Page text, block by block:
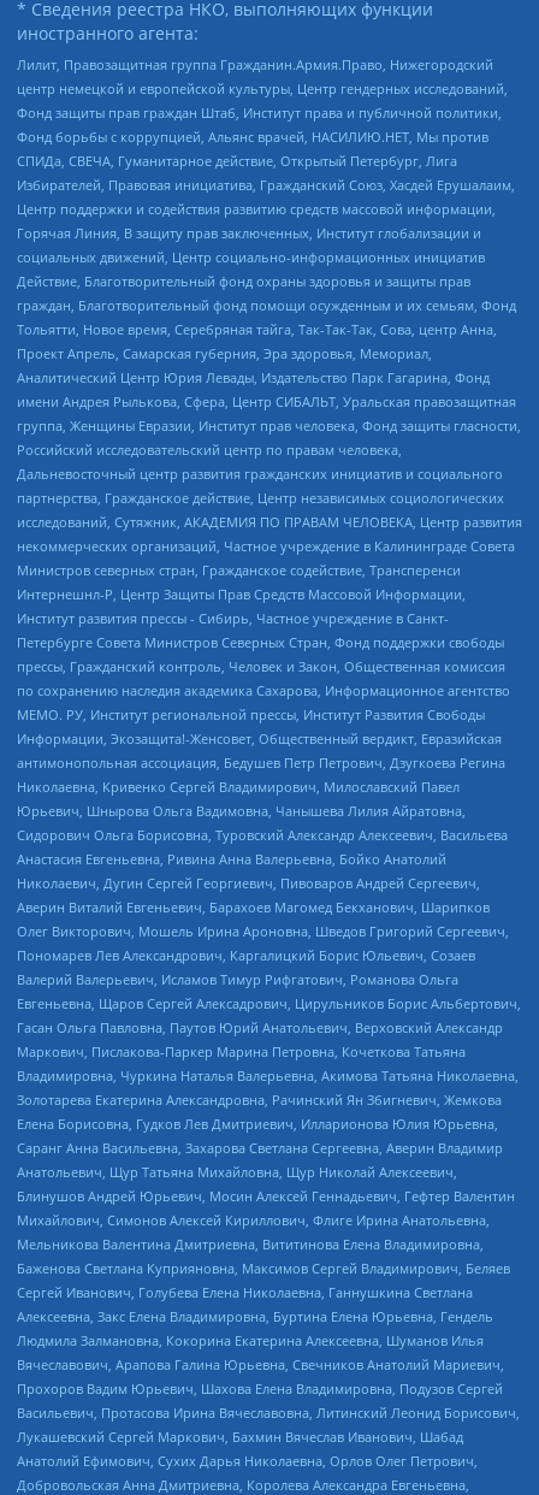
* Сведения реестра НКО, выполняющих функции
иностранного агента:
Лилит, Правозащитная группа Гражданин.Армия.Право, Нижегородский
центр немецкой и европейской культуры, Центр гендерных исследований,
Фонд защиты прав граждан Штаб, Институт права и публичной политики,
Фонд борьбы с коррупцией, Альянс врачей, НАСИЛИЮ.НЕТ, Мы против
СПИДа, СВЕЧА, Гуманитарное действие, Открытый Петербург, Лига
Избирателей, Правовая инициатива, Гражданский Союз, Хасдей Ерушалаим,
Центр поддержки и содействия развитию средств массовой информации,
Горячая Линия, В защиту прав заключенных, Институт глобализации и
социальных движений, Центр социально-информационных инициатив
Действие, Благотворительный фонд охраны здоровья и защиты прав
граждан, Благотворительный фонд помощи осужденным и их семьям, Фонд
Тольятти, Новое время, Серебряная тайга, Так-Так-Так, Сова, центр Анна,
Проект Апрель, Самарская губерния, Эра здоровья, Мемориал,
Аналитический Центр Юрия Левады, Издательство Парк Гагарина, Фонд
имени Андрея Рылькова, Сфера, Центр СИБАЛЬТ, Уральская правозащитная
группа, Женщины Евразии, Институт прав человека, Фонд защиты гласности,
Российский исследовательский центр по правам человека,
Дальневосточный центр развития гражданских инициатив и социального
партнерства, Гражданское действие, Центр независимых социологических
исследований, Сутяжник, АКАДЕМИЯ ПО ПРАВАМ ЧЕЛОВЕКА, Центр развития
некоммерческих организаций, Частное учреждение в Калининграде Совета
Министров северных стран, Гражданское содействие, Трансперенси
Интернешнл-Р, Центр Защиты Прав Средств Массовой Информации,
Институт развития прессы - Сибирь, Частное учреждение в Санкт-
Петербурге Совета Министров Северных Стран, Фонд поддержки свободы
прессы, Гражданский контроль, Человек и Закон, Общественная комиссия
по сохранению наследия академика Сахарова, Информационное агентство
МЕМО. РУ, Институт региональной прессы, Институт Развития Свободы
Информации, Экозащита!-Женсовет, Общественный вердикт, Евразийская
антимонопольная ассоциация, Бедушев Петр Петрович, Дзугкоева Регина
Николаевна, Кривенко Сергей Владимирович, Милославский Павел
Юрьевич, Шнырова Ольга Вадимовна, Чанышева Лилия Айратовна,
Сидорович Ольга Борисовна, Туровский Александр Алексеевич, Васильева
Анастасия Евгеньевна, Ривина Анна Валерьевна, Бойко Анатолий
Николаевич, Дугин Сергей Георгиевич, Пивоваров Андрей Сергеевич,
Аверин Виталий Евгеньевич, Барахоев Магомед Бекханович, Шарипков
Олег Викторович, Мошель Ирина Ароновна, Шведов Григорий Сергеевич,
Пономарев Лев Александрович, Каргалицкий Борис Юльевич, Созаев
Валерий Валерьевич, Исламов Тимур Рифгатович, Романова Ольга
Евгеньевна, Щаров Сергей Алексадрович, Цирульников Борис Альбертович,
Гасан Ольга Павловна, Паутов Юрий Анатольевич, Верховский Александр
Маркович, Пислакова-Паркер Марина Петровна, Кочеткова Татьяна
Владимировна, Чуркина Наталья Валерьевна, Акимова Татьяна Николаевна,
Золотарева Екатерина Александровна, Рачинский Ян Збигневич, Жемкова
Елена Борисовна, Гудков Лев Дмитриевич, Илларионова Юлия Юрьевна,
Саранг Анна Васильевна, Захарова Светлана Сергеевна, Аверин Владимир
Анатольевич, Щур Татьяна Михайловна, Щур Николай Алексеевич,
Блинушов Андрей Юрьевич, Мосин Алексей Геннадьевич, Гефтер Валентин
Михайлович, Симонов Алексей Кириллович, Флиге Ирина Анатольевна,
Мельникова Валентина Дмитриевна, Вититинова Елена Владимировна,
Баженова Светлана Куприяновна, Максимов Сергей Владимирович, Беляев
Сергей Иванович, Голубева Елена Николаевна, Ганнушкина Светлана
Алексеевна, Закс Елена Владимировна, Буртина Елена Юрьевна, Гендель
Людмила Залмановна, Кокорина Екатерина Алексеевна, Шуманов Илья
Вячеславович, Арапова Галина Юрьевна, Свечников Анатолий Мариевич,
Прохоров Вадим Юрьевич, Шахова Елена Владимировна, Подузов Сергей
Васильевич, Протасова Ирина Вячеславовна, Литинский Леонид Борисович,
Лукашевский Сергей Маркович, Бахмин Вячеслав Иванович, Шабад
Анатолий Ефимович, Сухих Дарья Николаевна, Орлов Олег Петрович,
Добровольская Анна Дмитриевна, Королева Александра Евгеньевна,